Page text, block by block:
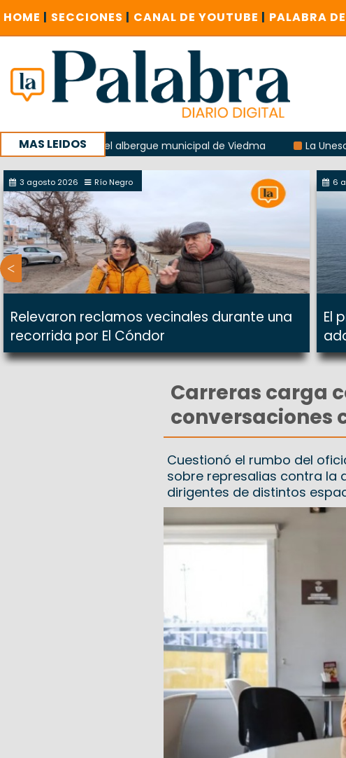
HOME | SECCIONES | CANAL DE YOUTUBE | PALABRA
MAS LEIDOS
del albergue municipal de Viedma La Unesco pidió
con un encuentro provincial en Roca
3 agosto 2026 Río Negro
Relevaron reclamos vecinales durante una
recorrida por El Cóndor
6
El
Carreras carga
conversaciones
Cuestionó el rumbo del
sobre represalias contra la
dirigentes de distintos